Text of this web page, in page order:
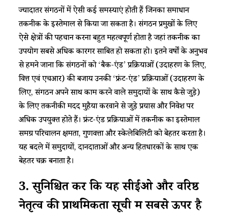
ज्यादातर संगठनों में ऐसी कई समस्याएं होती हैं जिनका समाधान
तकनीक के इस्तेमाल से किया जा सकता है। संगठन प्रमुखों के लिए
ऐसे क्षेत्रों की पहचान करना बहुत महत्वपूर्ण होता है जहां तकनीक का
उपयोग सबसे अधिक कारगर साबित हो सकता हो। इतने वर्षों के अनुभव
से हमने जाना कि संगठनों को ‘बैक-एंड’ प्रक्रियाओं (उदाहरण के लिए,
वित्त एवं एचआर) की बजाय उनकी ‘फ्रंट-एंड’ प्रक्रियाओं (उदाहरण के
लिए, संगठन अपने साथ काम करने वाले समुदायों के साथ कैसे जुड़े)
के लिए तकनीकी मदद मुहैया करवाने से जुड़े प्रयास और निवेश पर
अधिक उपयुक्त होते हैं। फ्रंट-एंड प्रक्रियाओं में तकनीक का इस्तेमाल
समग्र परिचालन क्षमता, गुणवत्ता और स्केलेबिलिटी को बेहतर करता है।
यह बदले में समुदायों, दानदाताओं और अन्य हितधारकों के साथ एक
बेहतर चक्र बनाता है।
3.सुनिश्चित करें कि यह सीईओ और वरिष्ठ
नेतृत्व की प्राथमिकता सूची में सबसे ऊपर है